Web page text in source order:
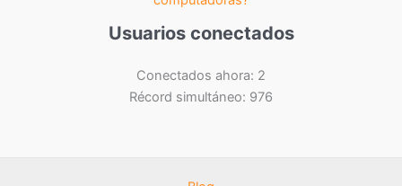
Usuarios conectados
Conectados ahora: 2
Récord simultáneo: 976